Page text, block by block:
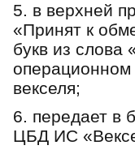
5. в верхней
«Принят к
букв из слова
векселя;
6. передает в
ЦБД ИС